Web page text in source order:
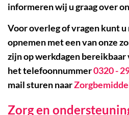
informeren wij u graag over
Voor overleg of vragen kunt
opnemen met een van onze
zijn op werkdagen bereikbaar
het telefoonnummer0320 -
mail sturen naar
Zorg en